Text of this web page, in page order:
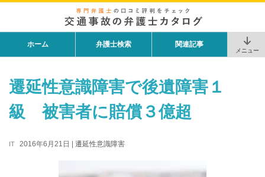
ホーム 弁護士検索 関連記事
メニュー
遷延性意識障害で後遺障害１
級 被害者に賠償３億超
IT 2016年6月21日 遷延性意識障害